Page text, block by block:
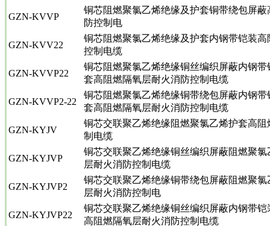
GZN-KVVP
铜芯阻燃聚氯乙烯绝缘及护套铜带绕包屏
防控制电
GZN-KVV22
铜芯阻燃聚氯乙烯绝缘及护套内钢带铠装
控制电缆
GZN-KVVP22
铜芯阻燃聚氯乙烯绝缘铜丝编织屏蔽内钢
套高阻燃隔氧层耐火消防控制电缆
GZN-KVVP2-22
铜芯阻燃聚氯乙烯绝缘铜带绕包屏蔽内钢
套高阻燃隔氧层耐火消防控制电缆
GZN-KYJV
铜芯交联聚乙烯绝缘阻燃聚氯乙烯护套高
制电缆
GZN-KYJVP
铜芯交联聚乙烯绝缘铜丝编织屏蔽阻燃聚
层耐火消防控制电缆
GZN-KYJVP2
铜芯交联聚乙烯绝缘铜带绕包屏蔽阻燃聚
层耐火消防控制电
GZN-KYJVP22
铜芯交联聚乙烯绝缘铜丝编织屏蔽内钢带
高阻燃隔氧层耐火消防控制电缆